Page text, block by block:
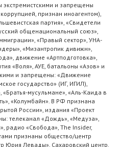
экстремистскими и запрещены
признан иноагентом),
партия», «Свидетели
общенациональный союз»,
«Правый сектор», УНА-
«Мизантропик дивижн»,
движение «Артподготовка»,
«Воля», АУЕ, батальоны «Азов» и
и запрещены: «Движение
государство» (ИГ, ИГИЛ),
мусульмане», «Аль-Каида в
«Колумбайн». В РФ признана
России», издания «Проект
телеканал «Дождь», «Медуза»,
радио «Свобода», The Insider,
признаны общество/центр
Юрия Левады», Сахаровский центр.